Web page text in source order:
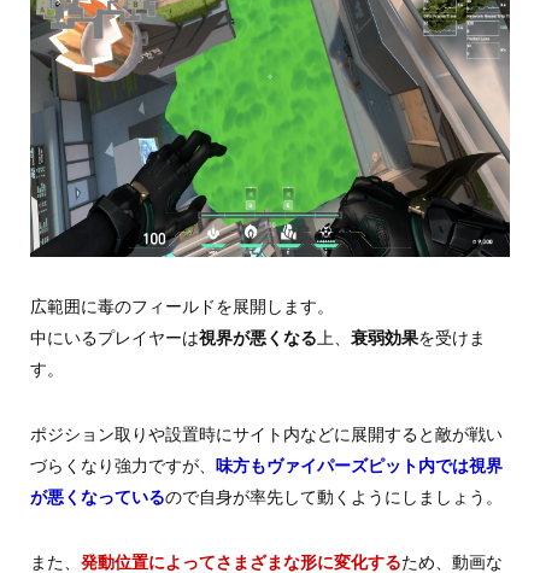
広範囲に毒のフィールドを展開します。
中にいるプレイヤーは視界が悪くなる 上、 衰弱効果を受けま
す。
ポジション取りや設置時にサイト内などに展開すると敵が戦い
づらくなり強力ですが、
味方もヴァイパーズピット内では視界
が悪くなっているので自身が率先して動くようにしましょう。
また、 発動位置によってさまざまな形に変化するため、動画な